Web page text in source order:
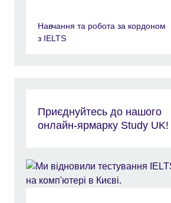
Навчання та робота за кордоном
з IELTS
Приєднуйтесь до нашого
онлайн-ярмарку Study UK!